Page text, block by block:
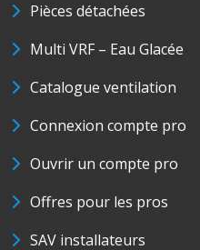
Pièces détachées
Multi VRF – Eau Glacée
Catalogue ventilation
Connexion compte pro
Ouvrir un compte pro
Offres pour les pros
SAV installateurs